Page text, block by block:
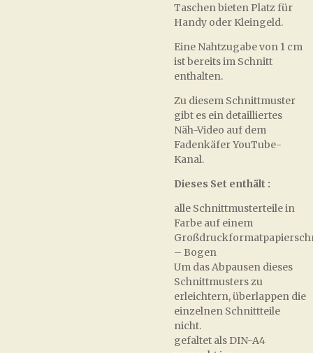
Taschen bieten Platz für
Handy oder Kleingeld.
Eine Nahtzugabe von 1 cm
ist bereits im Schnitt
enthalten.
Zu diesem Schnittmuster
gibt es ein detailliertes
Näh-Video auf dem
Fadenkäfer YouTube-
Kanal.
Dieses Set enthält :
alle Schnittmusterteile in
Farbe auf einem
– Bogen
Um das Abpausen dieses
Schnittmusters zu
erleichtern, überlappen die
einzelnen Schnittteile
nicht.
gefaltet als DIN-A4